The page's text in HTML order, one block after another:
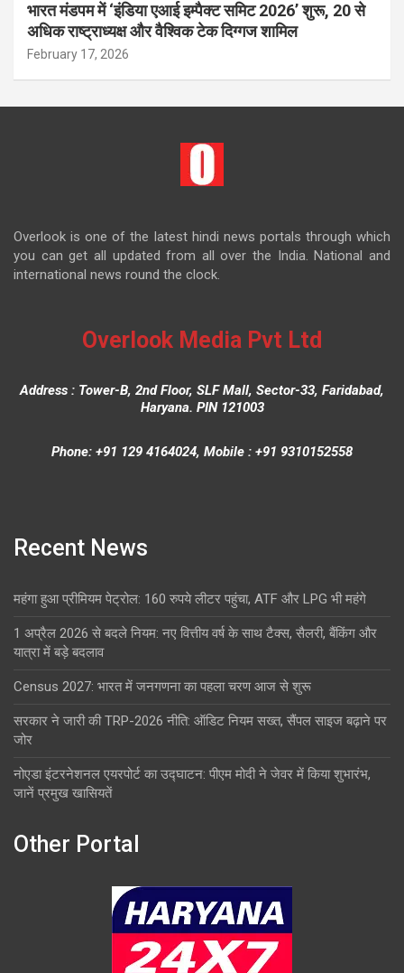
भारत मंडपम में ‘इंडिया एआई इम्पैक्ट समिट 2026’ शुरू, 20 से
अधिक राष्ट्राध्यक्ष और वैश्विक टेक दिग्गज शामिल
February 17, 2026
Overlook is one of the latest hindi news portals through which
you can get all updated from all over the India. National and
international news round the clock.
Overlook Media Pvt Ltd
Address : Tower-B, 2nd Floor, SLF Mall, Sector-33, Faridabad,
Haryana. PIN 121003
Phone: +91 129 4164024, Mobile : +91 9310152558
Recent News
महंगा हुआ प्रीमियम पेट्रोल: 160 रुपये लीटर पहुंचा, ATF और LPG भी महंगे
1 अप्रैल 2026 से बदले नियम: नए वित्तीय वर्ष के साथ टैक्स, सैलरी, बैंकिंग और
यात्रा में बड़े बदलाव
Census 2027: भारत में जनगणना का पहला चरण आज से शुरू
सरकार ने जारी की TRP-2026 नीति: ऑडिट नियम सख्त, सैंपल साइज बढ़ाने पर
जोर
नोएडा इंटरनेशनल एयरपोर्ट का उद्घाटन: पीएम मोदी ने जेवर में किया शुभारंभ,
जानें प्रमुख खासियतें
Other Portal